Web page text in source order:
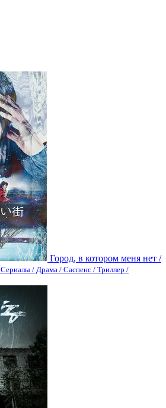
Город, в котором меня нет /
Сериалы / Драма / Саспенс / Триллер /